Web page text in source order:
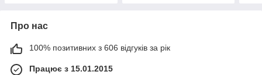
Про нас
100% позитивних з 606 відгуків за рік
Працює з 15.01.2015